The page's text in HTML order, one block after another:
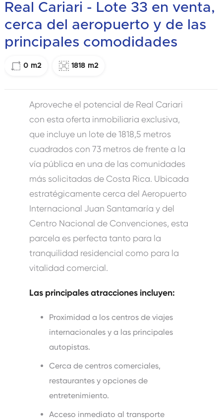
Real Cariari - Lote 33 en venta,
cerca del aeropuerto y de las
principales comodidades
0 m2 1818 m2
Aproveche el potencial de Real Cariari
con esta oferta inmobiliaria exclusiva,
que incluye un lote de 1818,5 metros
cuadrados con 73 metros de frente a la
vía pública en una de las comunidades
más solicitadas de Costa Rica. Ubicada
estratégicamente cerca del Aeropuerto
Internacional Juan Santamaría y del
Centro Nacional de Convenciones, esta
parcela es perfecta tanto para la
tranquilidad residencial como para la
vitalidad comercial.
Las principales atracciones incluyen:
Proximidad a los centros de viajes
internacionales y a las principales
autopistas.
Cerca de centros comerciales,
restaurantes y opciones de
entretenimiento.
Acceso inmediato al transporte